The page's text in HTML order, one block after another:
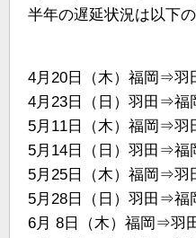
半年の遅延状況は以下の
4月20日（木）福岡⇒羽
4月23日（日）羽田⇒福
5月11日（木）福岡⇒羽
5月14日（日）羽田⇒福
5月25日（木）福岡⇒羽
5月28日（日）羽田⇒福
6月 8日（木）福岡⇒羽